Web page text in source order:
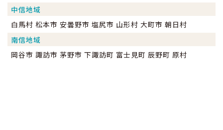
中信地域
白馬村 松本市 安曇野市 塩尻市 山形村 大町市 朝日村
南信地域
岡谷市 諏訪市 茅野市 下諏訪町 富士見町 辰野町 原村